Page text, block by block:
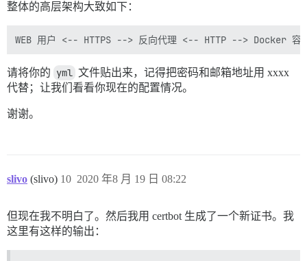
整体的高层架构大致如下：
请将你的 yml 文件贴出来，记得把密码和邮箱地址用 xxxx
代替；让我们看看你现在的配置情况。
谢谢。
slivo (slivo) 2020 年8 月 19 日 08:22
10
但现在我不明白了。然后我用 certbot 生成了一个新证书。我
这里有这样的输出：